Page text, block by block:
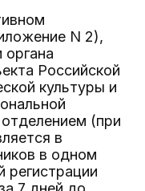
N 2),
Российской
культуры и
(при
в
в одном
регистрации